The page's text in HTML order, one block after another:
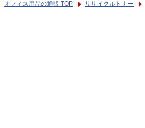
オフィス用品の通販 TOP
リサイクルトナー